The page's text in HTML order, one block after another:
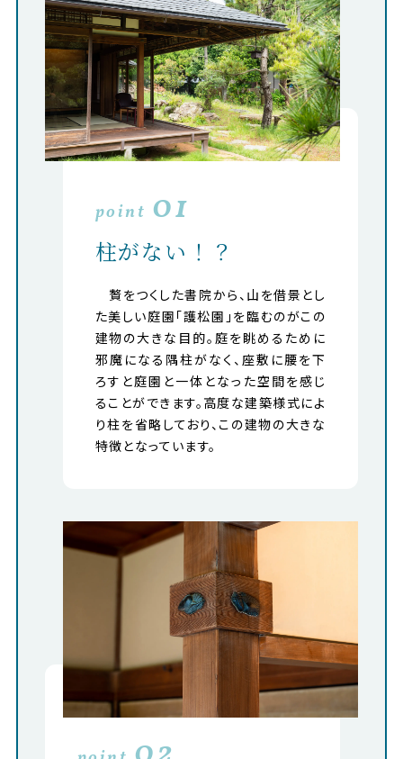
point 01
柱がない！？
贅をつくした書院から、山を借景とし
た美しい庭園「護松園」を臨むのがこの
建物の大きな目的。庭を眺めるために
邪魔になる隅柱がなく、座敷に腰を下
ろすと庭園と一体となった空間を感じ
ることができます。高度な建築様式によ
り柱を省略しており、この建物の大きな
特徴となっています。